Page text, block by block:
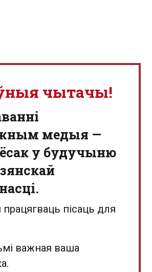
чытачы!
медыя —
у будучыню
пісаць для
важная ваша